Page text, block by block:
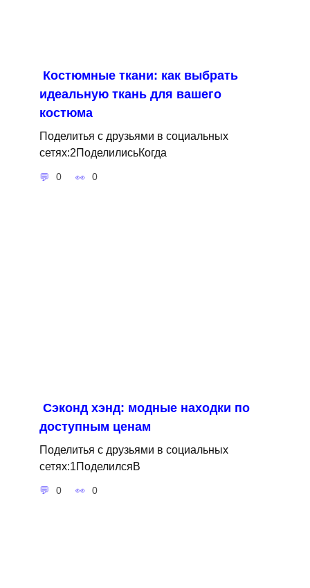
Костюмные ткани: как выбрать
идеальную ткань для вашего
костюма
Поделитья с друзьями в социальных
сетях:2ПоделилисьКогда
0 0
Сэконд хэнд: модные находки по
доступным ценам
Поделитья с друзьями в социальных
сетях:1ПоделилсяВ
0 0